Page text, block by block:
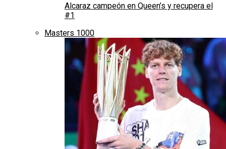
Alcaraz campeón en Queen’s y recupera el
#1
Masters 1000